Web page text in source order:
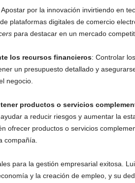
Apostar por la innovación invirtiendo en
plataformas digitales de comercio
para destacar en un mercado
los recursos financieros: Controlar
un presupuesto detallado y
negocio.
productos o servicios
a reducir riesgos y aumentar la
ofrecer productos o servicios
compañía.
para la gestión empresarial exitosa.
y la creación de empleo, y su